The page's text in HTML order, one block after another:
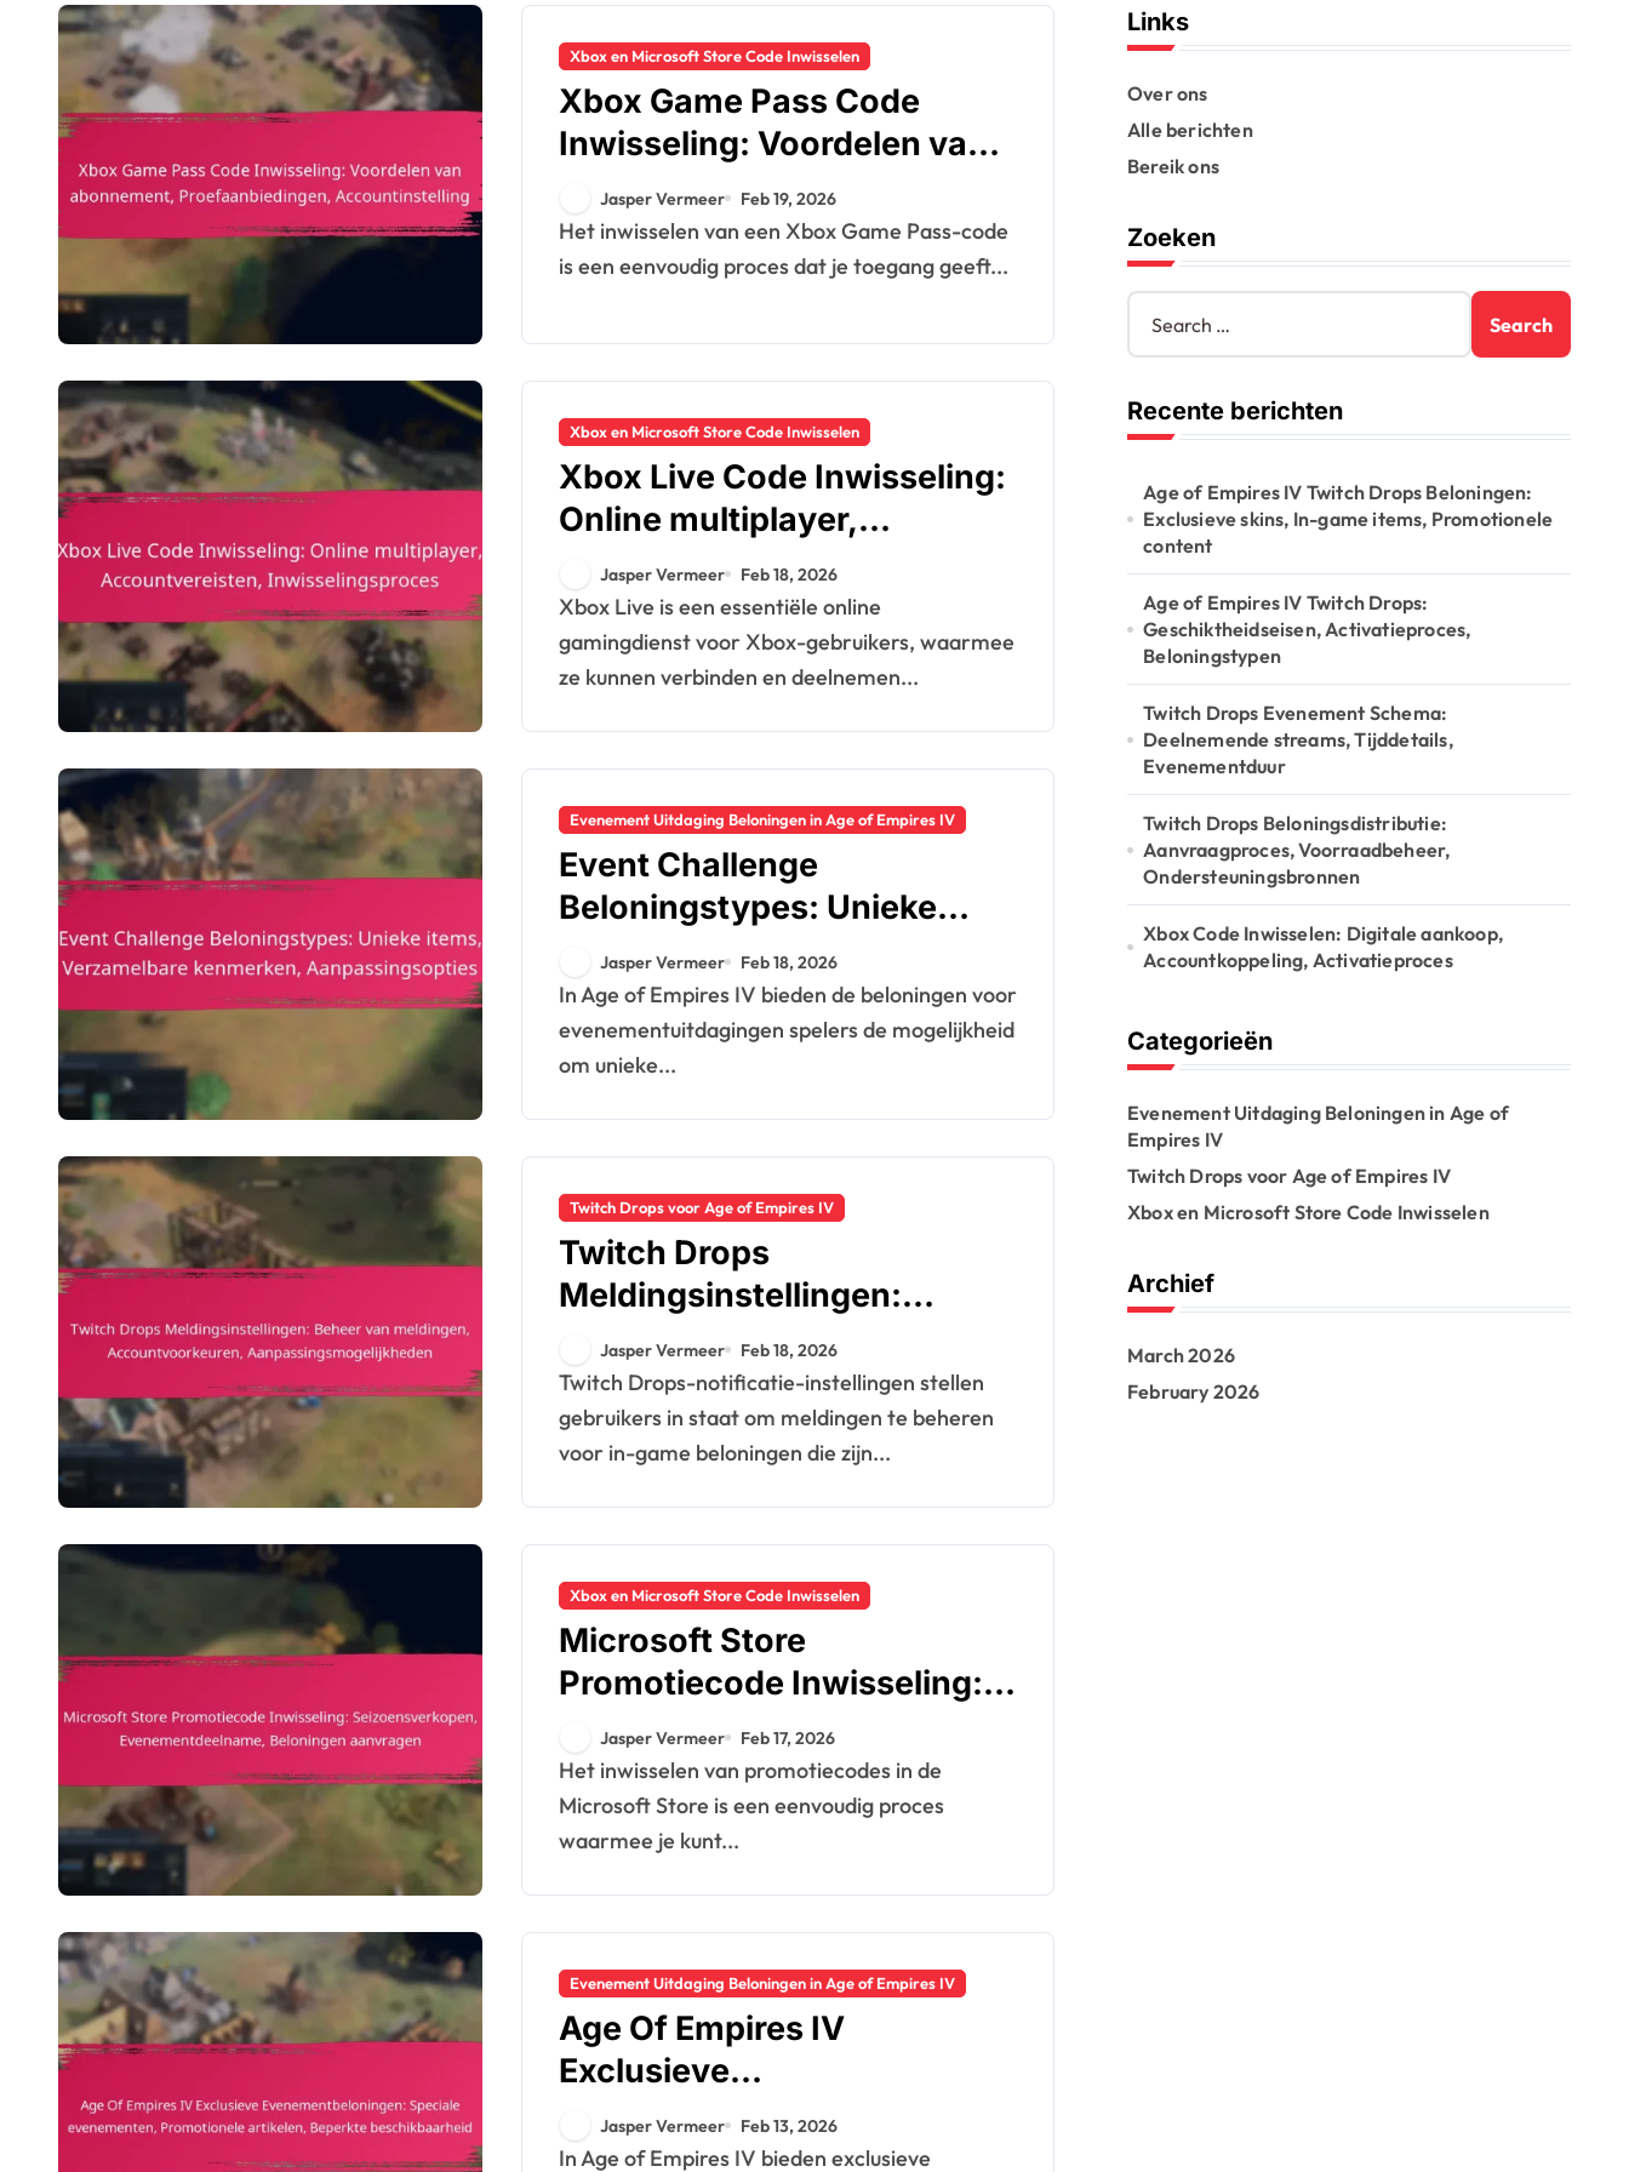
Xbox en Microsoft Store Code Inwisselen
Xbox Game Pass Code
Inwisseling: Voordelen van
abonnement,
Proefaanbiedingen,
Accountinstelling
Jasper Vermeer Feb 19, 2026
Het inwisselen van een Xbox Game Pass-code
is een eenvoudig proces dat je toegang geeft...
Xbox en Microsoft Store Code Inwisselen
Xbox Live Code Inwisseling:
Online multiplayer,
Accountvereisten,
Inwisselingsproces
Jasper Vermeer Feb 18, 2026
Xbox Live is een essentiële online
gamingdienst voor Xbox-gebruikers, waarmee
ze kunnen verbinden en deelnemen...
Evenement Uitdaging Beloningen in Age of Empires IV
Event Challenge
Beloningstypes: Unieke
items, Verzamelbare
kenmerken,
Aanpassingsopties
Jasper Vermeer Feb 18, 2026
In Age of Empires IV bieden de beloningen voor
evenementuitdagingen spelers de mogelijkheid
om unieke...
Twitch Drops voor Age of Empires IV
Twitch Drops
Meldingsinstellingen:
Beheer van meldingen,
Accountvoorkeuren,
Aanpassingsmogelijkheden
Jasper Vermeer Feb 18, 2026
Twitch Drops-notificatie-instellingen stellen
gebruikers in staat om meldingen te beheren
voor in-game beloningen die zijn...
Xbox en Microsoft Store Code Inwisselen
Microsoft Store
Promotiecode Inwisseling:
Seizoensverkopen,
Evenementdeelname,
Beloningen aanvragen
Jasper Vermeer Feb 17, 2026
Het inwisselen van promotiecodes in de
Microsoft Store is een eenvoudig proces
waarmee je kunt...
Evenement Uitdaging Beloningen in Age of Empires IV
Age Of Empires IV
Exclusieve
Evenementbeloningen:
Speciale evenementen,
Jasper Vermeer Feb 13, 2026
In Age of Empires IV bieden exclusieve
Links
Over ons
Alle berichten
Bereik ons
Zoeken
S
a
c
h
r
Recente berichten
Age of Empires IV Twitch Drops Beloningen:
Exclusieve skins, In-game items, Promotionele
content
Age of Empires IV Twitch Drops:
Geschiktheidseisen, Activatieproces,
Beloningstypen
Twitch Drops Evenement Schema:
Deelnemende streams, Tijddetails,
Evenementduur
Twitch Drops Beloningsdistributie:
Aanvraagproces, Voorraadbeheer,
Ondersteuningsbronnen
Xbox Code Inwisselen: Digitale aankoop,
Accountkoppeling, Activatieproces
Categorieën
Evenement Uitdaging Beloningen in Age of
Empires IV
Twitch Drops voor Age of Empires IV
Xbox en Microsoft Store Code Inwisselen
Archief
March 2026
February 2026